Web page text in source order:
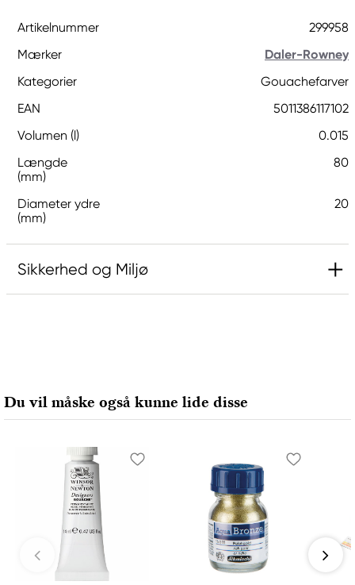
Artikelnummer
299958
Mærker
Daler-Rowney
Kategorier
Gouachefarver
EAN
5011386117102
Volumen (l)
0.015
Længde
(mm)
80
Diameter ydre
(mm)
20
Sikkerhed og Miljø
20016 Pero (MI) Italy
fila@fila.it
Du vil måske også kunne lide disse